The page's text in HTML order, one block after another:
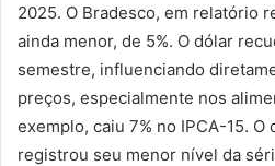
2025. O Bradesco, em relatório
ainda menor, de 5%. O dólar
semestre, influenciando
preços, especialmente nos
exemplo, caiu 7% no IPCA-15.
registrou seu menor nível da